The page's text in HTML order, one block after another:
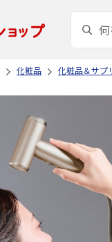
化粧品 化粧品＆サプ